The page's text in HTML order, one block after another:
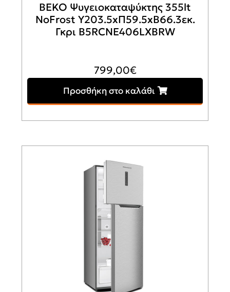
BEKO Ψυγειοκαταψύκτης 355lt
NoFrost Υ203.5xΠ59.5xΒ66.3εκ.
Γκρι B5RCNE406LXBRW
799,00€
Προσθήκη στο καλάθι